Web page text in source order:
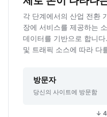
각 단계에서의 산업 전환
장에 서비스를 제공하는
데이터를 기반으로 합니
및 트래픽 소스에 따라 다
방문자
당신의 사이트에 방문함
↓